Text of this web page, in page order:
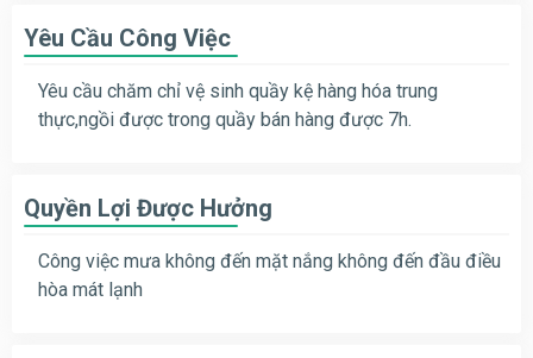
Yêu Cầu Công Việc
Yêu cầu chăm chỉ vệ sinh quầy kệ hàng hóa trung
thực,ngồi được trong quầy bán hàng được 7h.
Quyền Lợi Được Hưởng
Công việc mưa không đến mặt nắng không đến đầu điều
hòa mát lạnh